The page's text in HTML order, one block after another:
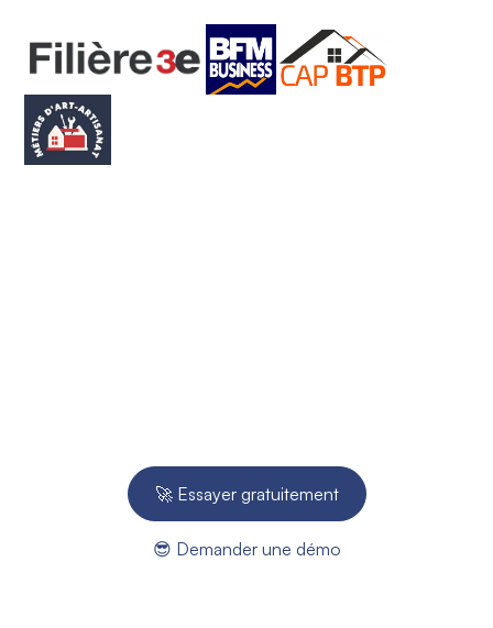
🚀 Essayer gratuitement
😎 Demander une démo